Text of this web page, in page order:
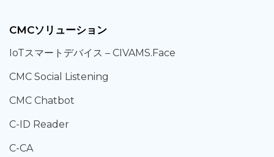
CMCソリューション
IoTスマートデバイス – CIVAMS.Face
CMC Social Listening
CMC Chatbot
C-ID Reader
C-CA